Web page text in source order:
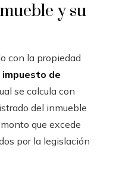
y su
con la propiedad
impuesto de
se calcula con
del inmueble
que excede
por la legislación